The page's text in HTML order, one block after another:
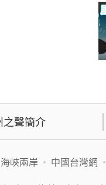
之聲簡介
峽兩岸 • 中國台灣網 •